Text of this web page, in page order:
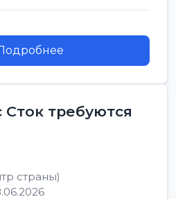
дом...
требуются
страны)